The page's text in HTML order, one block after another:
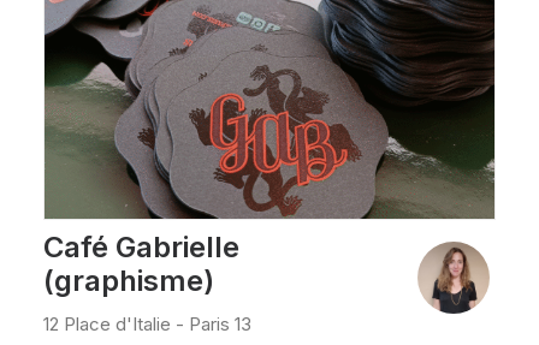
Café Gabrielle
(graphisme)
12 Place d'Italie - Paris 13